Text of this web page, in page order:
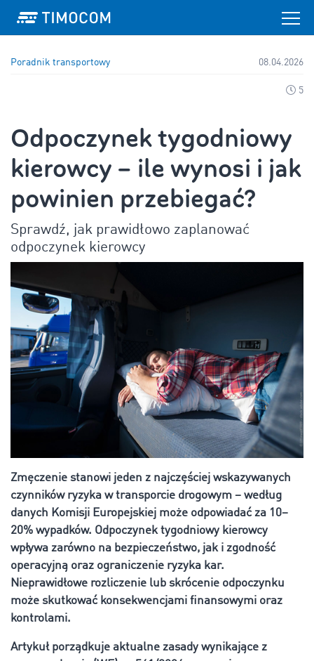
Poradnik transportowy 08.04.2026
5
Odpoczynek tygodniowy
kierowcy – ile wynosi i jak
powinien przebiegać?
Sprawdź, jak prawidłowo zaplanować
odpoczynek kierowcy
Zmęczenie stanowi jeden z najczęściej wskazywanych
czynników ryzyka w transporcie drogowym – według
danych Komisji Europejskiej może odpowiadać za 10–
20% wypadków. Odpoczynek tygodniowy kierowcy
wpływa zarówno na bezpieczeństwo, jak i zgodność
operacyjną oraz ograniczenie ryzyka kar.
Nieprawidłowe rozliczenie lub skrócenie odpoczynku
może skutkować konsekwencjami finansowymi oraz
kontrolami.
Artykuł porządkuje aktualne zasady wynikające z